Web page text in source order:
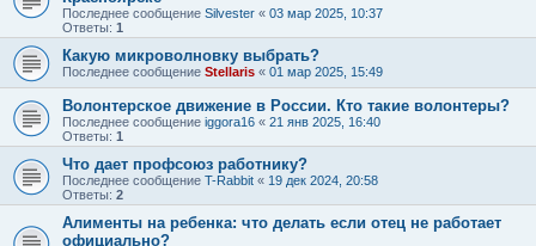
Последнее сообщение Silvester « 03 мар 2025, 10:37
Ответы: 1
Какую микроволновку выбрать?
Последнее сообщение Stellaris « 01 мар 2025, 15:49
Волонтерское движение в России. Кто такие волонтеры?
Последнее сообщение iggora16 « 21 янв 2025, 16:40
Ответы: 1
Что дает профсоюз работнику?
Последнее сообщение T-Rabbit « 19 дек 2024, 20:58
Ответы: 2
Алименты на ребенка: что делать если отец не работает
официально?